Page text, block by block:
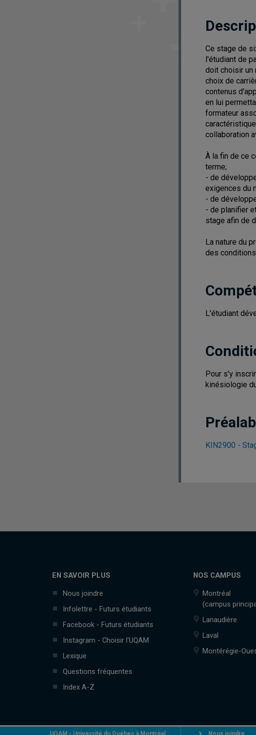
Ce stage de
l'étudiant de
doit choisir un
choix de
contenus
en lui
formateur
collaboration
À la fin de ce
terme;
- de
exigences du
- de
- de planifier
stage afin de
La nature du
des
L'étudiant
Pour s'y
kinésiologie
KIN2900 -
EN SAVOIR PLUS
Nous joindre
Infolettre - Futurs étudiants
Facebook - Futurs étudiants
Instagram - Choisir l'UQAM
Lexique
Questions fréquentes
Index A-Z
NOS CAMPUS
Montréal
(campus
Lanaudière
Laval
Montérégie-
UQAM - Université du Québec à Montréal Nous joindre